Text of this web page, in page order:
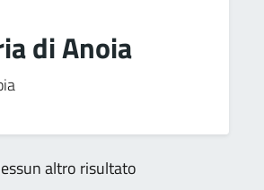
di Anoia
altro risultato